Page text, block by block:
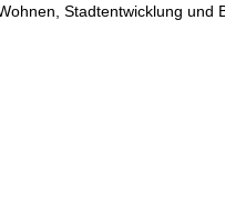
Stadtentwicklung und